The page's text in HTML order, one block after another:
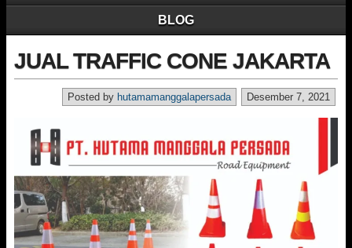
BLOG
JUAL TRAFFIC CONE JAKARTA
Desember 7, 2021
Posted by hutamamanggalapersada